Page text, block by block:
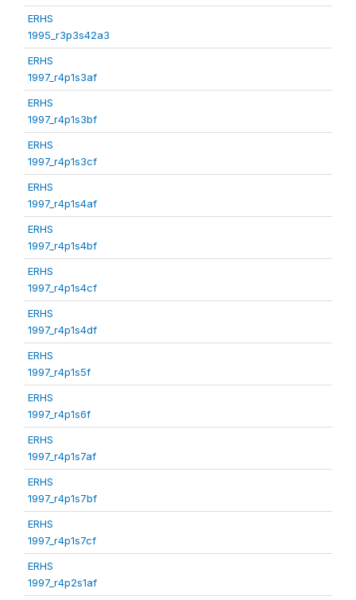
ERHS
1995_r3p3s42a3
ERHS
1997_r4p1s3af
ERHS
1997_r4p1s3bf
ERHS
1997_r4p1s3cf
ERHS
1997_r4p1s4af
ERHS
1997_r4p1s4bf
ERHS
1997_r4p1s4cf
ERHS
1997_r4p1s4df
ERHS
1997_r4p1s5f
ERHS
1997_r4p1s6f
ERHS
1997_r4p1s7af
ERHS
1997_r4p1s7bf
ERHS
1997_r4p1s7cf
ERHS
1997_r4p2s1af